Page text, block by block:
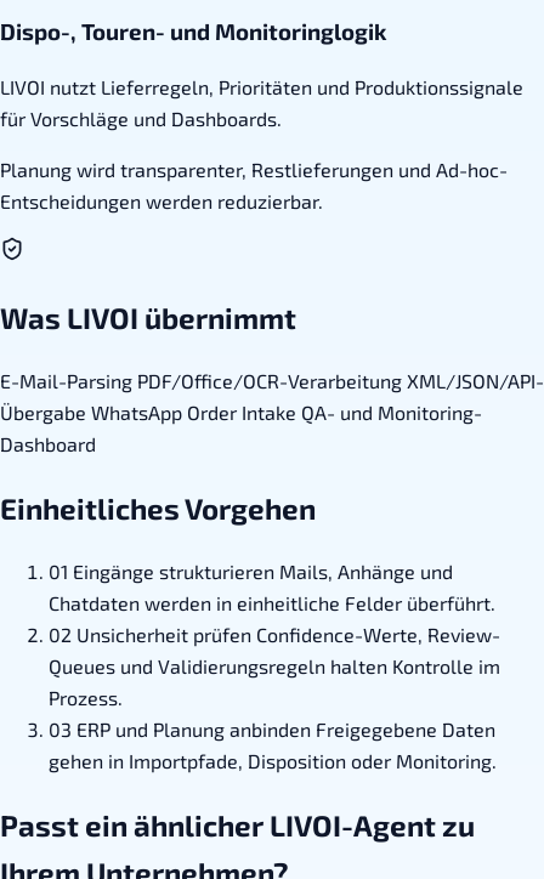
Dispo-, Touren- und Monitoringlogik
LIVOI nutzt Lieferregeln, Prioritäten und Produktionssignale
für Vorschläge und Dashboards.
Planung wird transparenter, Restlieferungen und Ad-hoc-
Entscheidungen werden reduzierbar.
Was LIVOI übernimmt
E-Mail-Parsing PDF/Office/OCR-Verarbeitung XML/JSON/API-
Übergabe WhatsApp Order Intake QA- und Monitoring-
Dashboard
Einheitliches Vorgehen
01 Eingänge strukturieren Mails, Anhänge und
Chatdaten werden in einheitliche Felder überführt.
02 Unsicherheit prüfen Confidence-Werte, Review-
Queues und Validierungsregeln halten Kontrolle im
Prozess.
03 ERP und Planung anbinden Freigegebene Daten
gehen in Importpfade, Disposition oder Monitoring.
Passt ein ähnlicher LIVOI-Agent zu